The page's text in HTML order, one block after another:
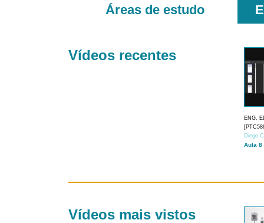
Áreas de estudo
Vídeos recentes
ENG.
Diego
Aula 8
Vídeos mais vistos